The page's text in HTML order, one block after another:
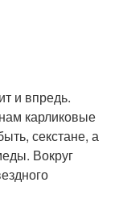
и впредь.
карликовые
секстане, а
Вокруг